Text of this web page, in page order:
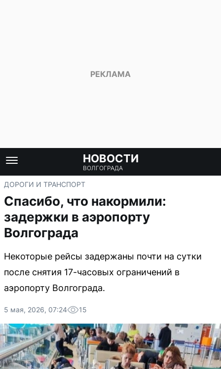
НОВОСТИ
ВОЛГОГРАДА
ДОРОГИ И ТРАНСПОРТ
Спасибо, что накормили:
задержки в аэропорту
Волгограда
Некоторые рейсы задержаны почти на сутки
после снятия 17-часовых ограничений в
аэропорту Волгограда.
5 мая, 2026, 07:24 15